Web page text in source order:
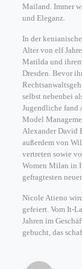
Mailand. Immer
und Eleganz.
In der
Alter von elf
Matilda und
Dresden. Bevor
selbst nebenbei
Jugendliche
Model
Alexander David
außerdem von
vertreten sowie
Women Milan in
gefragtesten
Nicole Atieno
gefeiert. Vom It-
Jahren im
gebucht, das